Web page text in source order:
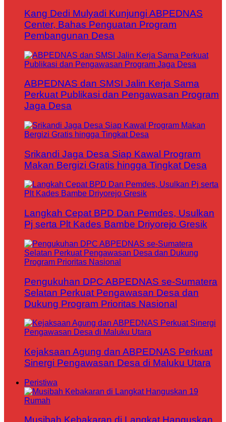
Kang Dedi Mulyadi Kunjungi ABPEDNAS
Center, Bahas Penguatan Program
Pembangunan Desa
ABPEDNAS dan SMSI Jalin Kerja Sama
Perkuat Publikasi dan Pengawasan Program
Jaga Desa
Srikandi Jaga Desa Siap Kawal Program
Makan Bergizi Gratis hingga Tingkat Desa
Langkah Cepat BPD Dan Pemdes, Usulkan
Pj serta Plt Kades Bambe Driyorejo Gresik
Pengukuhan DPC ABPEDNAS se-Sumatera
Selatan Perkuat Pengawasan Desa dan
Dukung Program Prioritas Nasional
Kejaksaan Agung dan ABPEDNAS Perkuat
Sinergi Pengawasan Desa di Maluku Utara
Peristiwa